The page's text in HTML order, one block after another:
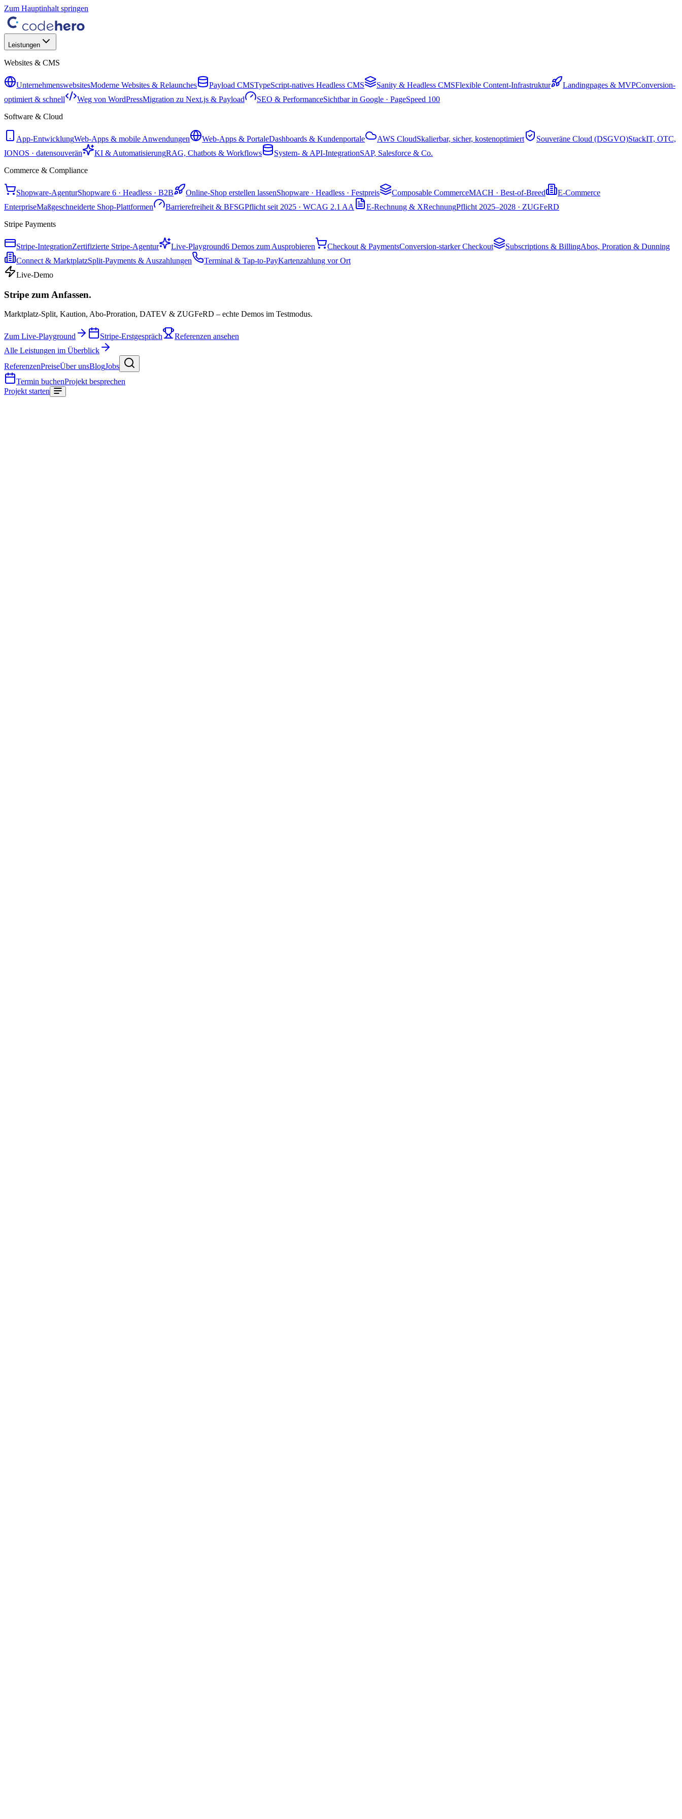
Zum Hauptinhalt springen
Leistungen
Websites & CMS
UnternehmenswebsitesModerne Websites & Relaunches Payload CMSTypeScript-natives Headless CMS Sanity & Headless CMSFlexible Content-Infrastruktur Landingpages & MVPConversion-
optimiert & schnell
Weg von WordPressMigration zu Next.js & Payload SEO & PerformanceSichtbar in Google · PageSpeed 100
Software & Cloud
App-EntwicklungWeb-Apps & mobile Anwendungen Web-Apps & PortaleDashboards & Kundenportale AWS CloudSkalierbar, sicher, kostenoptimiert Souveräne Cloud (DSGVO)StackIT, OTC,
IONOS · datensouverän
KI & AutomatisierungRAG, Chatbots & Workflows System- & API-IntegrationSAP, Salesforce & Co.
Commerce & Compliance
Shopware-AgenturShopware 6 · Headless · B2B Online-Shop erstellen lassenShopware · Headless · Festpreis Composable CommerceMACH · Best-of-Breed
E-Commerce
EnterpriseMaßgeschneiderte Shop-Plattformen Barrierefreiheit & BFSGPflicht seit 2025 · WCAG 2.1 AA E-Rechnung & XRechnungPflicht 2025–2028 · ZUGFeRD
Stripe Payments
Stripe-IntegrationZertifizierte Stripe-Agentur Live-Playground6 Demos zum Ausprobieren Checkout & PaymentsConversion-starker Checkout Subscriptions & BillingAbos, Proration & Dunning
Connect & MarktplatzSplit-Payments & Auszahlungen Terminal & Tap-to-PayKartenzahlung vor Ort
Live-Demo
Stripe zum Anfassen.
Marktplatz-Split, Kaution, Abo-Proration, DATEV & ZUGFeRD – echte Demos im Testmodus.
Zum Live-Playground Stripe-Erstgespräch
Referenzen ansehen
Alle Leistungen im Überblick
ReferenzenPreiseÜber unsBlogJobs
Termin buchenProjekt besprechen
Projekt starten